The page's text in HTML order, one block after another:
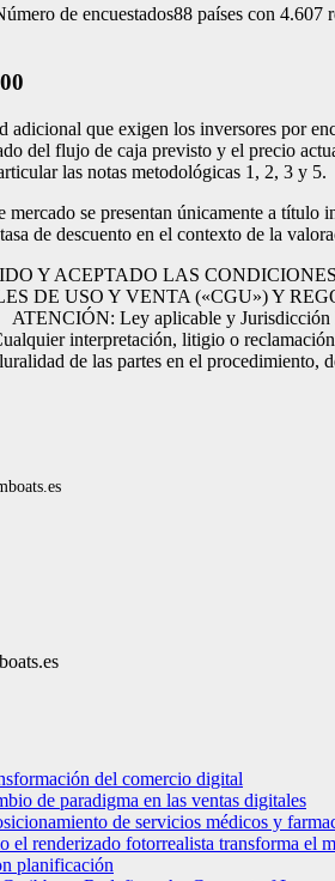
de encuestados88 países con
que exigen los inversores por
del flujo de caja previsto y el precio
las notas metodológicas 1, 2, 3 y 5.
se presentan únicamente a
de descuento en el contexto de la
Y ACEPTADO LAS
DE USO Y VENTA («CGU») Y
Ley aplicable y Jurisdicción
interpretación, litigio o
de las partes en el
del comercio digital
de paradigma en las ventas digitales
de servicios médicos y
renderizado fotorrealista transforma el
planificación